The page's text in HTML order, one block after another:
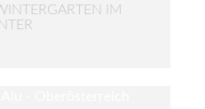
IM